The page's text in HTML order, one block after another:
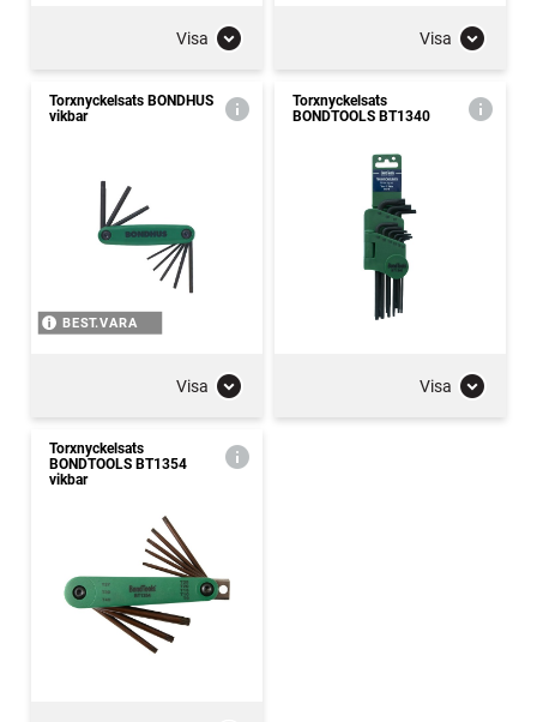
Visa Visa
Torxnyckelsats BONDHUS
vikbar
BEST.VARA
Visa
Torxnyckelsats
BONDTOOLS BT1340
Visa
Torxnyckelsats
BONDTOOLS BT1354
vikbar